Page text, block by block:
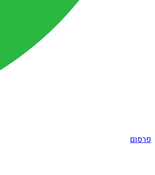
פרסום